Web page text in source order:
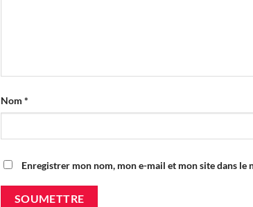
Nom *
Enregistrer mon nom, mon e-mail et mon site dans